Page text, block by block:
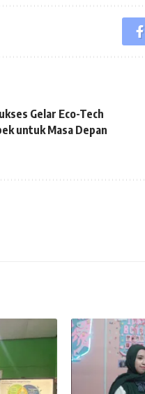
Gelar Eco-Tech
untuk Masa Depan